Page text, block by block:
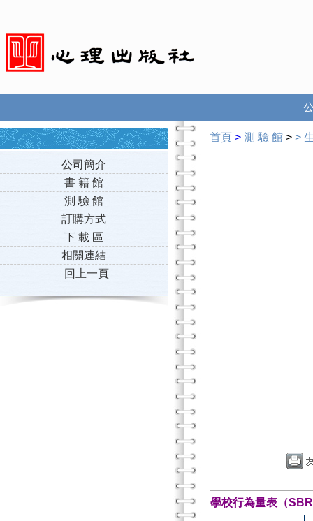
公司簡介
書 籍 館
測 驗 館
訂購方式
下 載 區
相關連結
回上一頁
首頁 > 測 驗 館 > >
學校行為量表（